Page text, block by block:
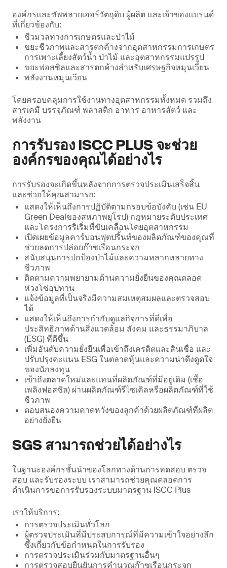
องค์กรและซัพพลายเออร์วัตถุดิบ ผู้ผลิต และเจ้าของแบรนด์
ที่เกี่ยวข้องกับ:
ชีวมวลทางการเกษตรและป่าไม้
ขยะชีวภาพและสารตกค้างจากอุตสาหกรรมการเกษตร
การเพาะเลี้ยงสัตว์น้ำ ป่าไม้ และอุตสาหกรรมแปรรูป
ขยะฟอสซิลและสารตกค้างสำหรับเศรษฐกิจหมุนเวียน
พลังงานหมุนเวียน
โดยครอบคลุมการใช้งานทางอุตสาหกรรมทั้งหมด รวมถึง
สารเคมี บรรจุภัณฑ์ พลาสติก อาหาร อาหารสัตว์ และ
พลังงาน
การรับรอง ISCC PLUS จะช่วย
องค์กรของคุณได้อย่างไร
การรับรองจะเกิดขึ้นหลังจากการตรวจประเมินเสร็จสิ้น
และช่วยให้คุณสามารถ:
แสดงให้เห็นถึงการปฏิบัติตามกรอบข้อบังคับ (เช่น EU
Green Dealของสหภาพยุโรป) กฎหมายระดับประเทศ
และโครงการริเริ่มที่ขับเคลื่อนโดยอุตสาหกรรม
เปิดเผยข้อมูลคาร์บอนฟุตปริ้นท์ของผลิตภัณฑ์ของคุณที่
ช่วยลดการปล่อยก๊าซเรือนกระจก
สนับสนุนการปกป้องป่าไม้และความหลากหลายทาง
ชีวภาพ
ติดตามความพยายามด้านความยั่งยืนของคุณตลอด
ห่วงโซ่อุปทาน
แจ้งข้อมูลที่เป็นจริงมีความสมเหตุสมผลและตรวจสอบ
ได้
แสดงให้เห็นถึงการกํากับดูแลกิจการที่ดีเพื่อ
ประสิทธิภาพด้านสิ่งแวดล้อม สังคม และธรรมาภิบาล
(ESG) ที่ดีขึ้น
เพิ่มอันดับความยั่งยืนเพื่อเข้าถึงเครดิตและสินเชื่อ และ
ปรับปรุงคะแนน ESG ในตลาดหุ้นและความน่าดึงดูดใจ
ของนักลงทุน
เข้าถึงตลาดใหม่และแทนที่ผลิตภัณฑ์ที่มีอยู่เดิม (เชื้อ
เพลิงฟอสซิล) ผ่านผลิตภัณฑ์รีไซเคิลหรือผลิตภัณฑ์ที่ใช้
ชีวภาพ
ตอบสนองความคาดหวังของลูกค้าด้วยผลิตภัณฑ์ที่ผลิต
อย่างยั่งยืน
SGS สามารถช่วยได้อย่างไร
ในฐานะองค์กรชั้นนำของโลกทางด้านการทดสอบ ตรวจ
สอบ และรับรองระบบ เราสามารถช่วยคุณตลอดการ
ดำเนินการขอการรับรองระบบมาตรฐาน ISCC Plus
เราให้บริการ:
การตรวจประเมินทั่วโลก
ผู้ตรวจประเมินที่มีประสบการณ์ที่มีความเข้าใจอย่างลึก
ซึ้งเกี่ยวกับข้อกําหนดในการรับรอง
การตรวจประเมินร่วมกับมาตรฐานอื่นๆ
การตรวจสอบยืนยันการคํานวณก๊าซเรือนกระจก